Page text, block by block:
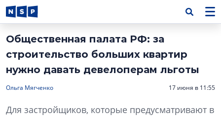
Общественная палата РФ: за
строительство больших квартир
нужно давать девелоперам льготы
Ольга Мягченко 17 июня в 11:55
Для застройщиков, которые предусматривают в